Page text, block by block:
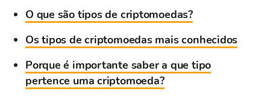
O que são tipos de criptomoedas?
Os tipos de criptomoedas mais conhecidos
Porque é importante saber a que tipo
pertence uma criptomoeda?